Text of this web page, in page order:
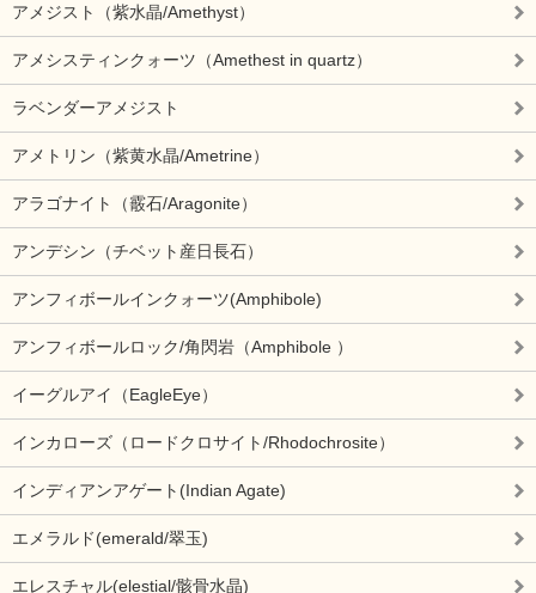
アメジスト（紫水晶/Amethyst）
アメシスティンクォーツ（Amethest in quartz）
ラベンダーアメジスト
アメトリン（紫黄水晶/Ametrine）
アラゴナイト（霰石/Aragonite）
アンデシン（チベット産日長石）
アンフィボールインクォーツ(Amphibole)
アンフィボールロック/角閃岩（Amphibole ）
イーグルアイ（EagleEye）
インカローズ（ロードクロサイト/Rhodochrosite）
インディアンアゲート(Indian Agate)
エメラルド(emerald/翠玉)
エレスチャル(elestial/骸骨水晶)